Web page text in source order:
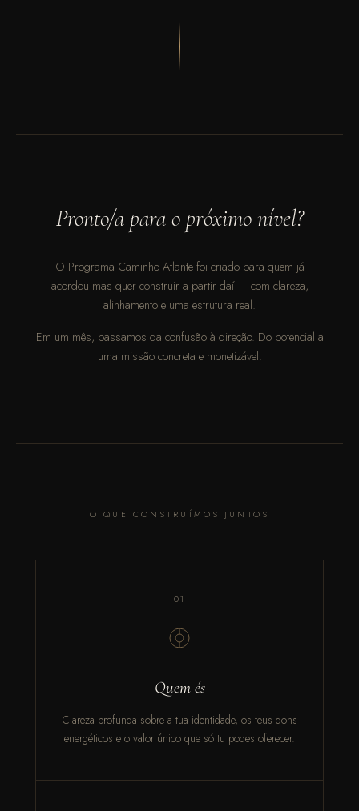
Pronto/a para o próximo nível?
O Programa Caminho Atlante foi criado para quem já
acordou mas quer construir a partir daí — com clareza,
alinhamento e uma estrutura real.
Em um mês, passamos da confusão à direção. Do potencial a
uma missão concreta e monetizável.
O QUE CONSTRUÍMOS JUNTOS
01
Quem és
Clareza profunda sobre a tua identidade, os teus dons
energéticos e o valor único que só tu podes oferecer.